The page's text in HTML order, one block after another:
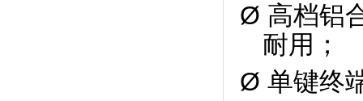
Ø 高档铝
耐用；
Ø 单键终